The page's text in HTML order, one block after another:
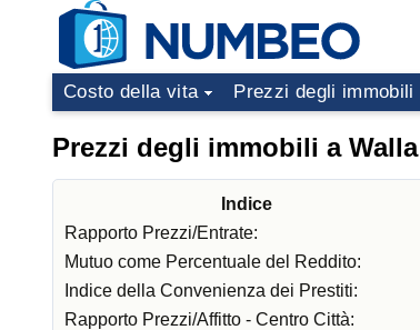
Costo della vita Prezzi degli immobili
Prezzi degli immobili a
Indice
Rapporto Prezzi/Entrate:
Mutuo come Percentuale del Reddito:
Indice della Convenienza dei Prestiti:
Rapporto Prezzi/Affitto - Centro Città: